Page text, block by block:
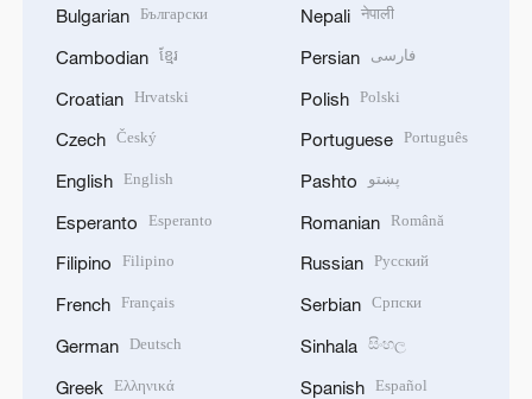
Bulgarian Български
Cambodian ខ្មែរ
Croatian Hrvatski
Czech Český
English English
Esperanto Esperanto
Filipino Filipino
French Français
German Deutsch
Greek Ελληνικά
Nepali नेपाली
Persian فارسی
Polish Polski
Portuguese Português
Pashto پښتو
Romanian Română
Russian Русский
Serbian Српски
Sinhala සිංහල
Spanish Español